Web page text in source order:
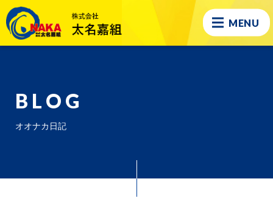
MENU
BLOG
オオナカ日記